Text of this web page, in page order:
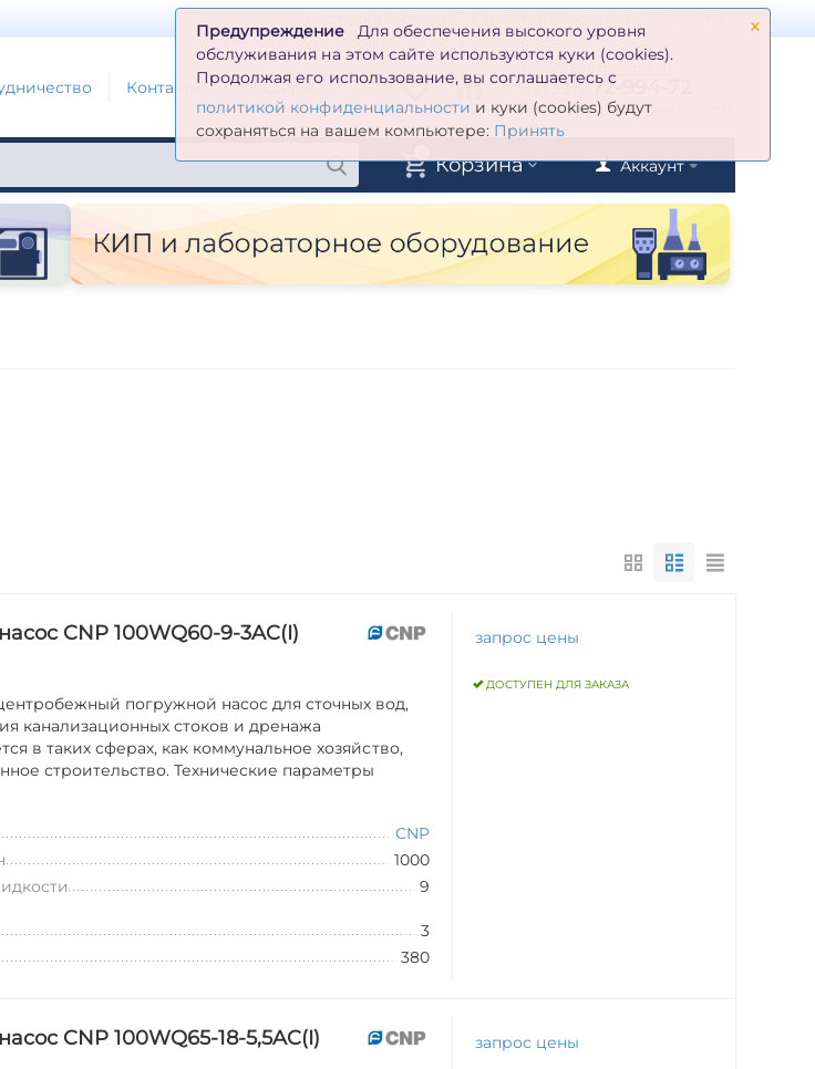
×
Предупреждение
Для обеспечения высокого уровня
обслуживания на этом сайте используются куки (cookies).
Продолжая его использование, вы соглашаетесь с
политикой конфиденциальности и куки (cookies) будут
сохраняться на вашем компьютере: Принять
Контакты Глоссарий
zakaz@inmarkon.ru
+7(351)72-994-72
Заказать обратный звонок
Аккаунт
Корзина
CNP 100WQ60-9-3AC(I)
погружной насос для сточных вод,
канализационных стоков и дренажа
в таких сферах, как коммунальное хозяйство,
строительство. Технические параметры
CNP
1000
9
3
380
запрос цены
ДОСТУПЕН ДЛЯ ЗАКАЗА
CNP 100WQ65-18-5,5AC(I) запрос цены